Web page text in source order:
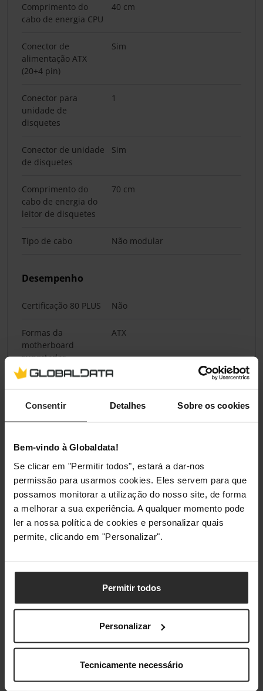
Consentir Detalhes Sobre os cookies
Bem-vindo à Globaldata!
Se clicar em "Permitir todos", estará a dar-nos
permissão para usarmos cookies. Eles servem para que
possamos monitorar a utilização do nosso site, de forma
a melhorar a sua experiência. A qualquer momento pode
ler a nossa política de cookies e personalizar quais
permite, clicando em "Personalizar".
Permitir todos
Personalizar
Tecnicamente necessário
Comprimento do
cabo de energia CPU
40 cm
Conector de
alimentação ATX
(20+4 pin)
Sim
Conector para
unidade de
disquetes
1
Conector de unidade
de disquetes
Sim
Comprimento do
cabo de energia do
leitor de disquetes
70 cm
Tipo de cabo Não modular
Desempenho
Certificação 80 PLUS Não
Formas da
motherboard
suportadas
ATX
Forma da fonte de
alimentação (PSU)
ATX
Versão ATX 2.3
Cor do produto Preto
Tipo de refrigeração Ativo
Diâmetro do
14 cm
Número de
1 ventoinha(s)
Localização do
Topo